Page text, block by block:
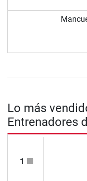
Lo más
Entrenadores
1